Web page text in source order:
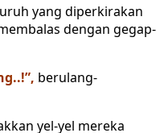
yang diperkirakan
dengan gegap-
berulang-
yel-yel mereka